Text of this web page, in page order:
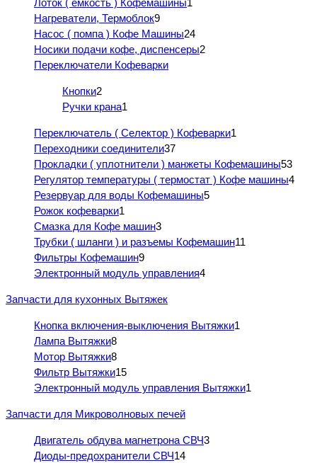
Лоток ( емкость ) Кофемашины1
Нагреватели, Термоблок9
Насос ( помпа ) Кофе Машины24
Носики подачи кофе, диспенсеры2
Переключатели Кофеварки
Кнопки2
Ручки крана1
Переключатель ( Селектор ) Кофеварки1
Переходники соединители37
Прокладки ( уплотнители ) манжеты Кофемашины53
Регулятор температуры ( термостат ) Кофе машины4
Резервуар для воды Кофемашины5
Рожок кофеварки1
Смазка для Кофе машин3
Трубки ( шланги ) и разъемы Кофемашин11
Фильтры Кофемашин9
Электронный модуль управления4
Запчасти для кухонных Вытяжек
Кнопка включения-выключения Вытяжки1
Лампа Вытяжки8
Мотор Вытяжки8
Фильтр Вытяжки15
Электронный модуль управления Вытяжки1
Запчасти для Микроволновых печей
Двигатель обдува магнетрона СВЧ3
Диоды-предохранители СВЧ14